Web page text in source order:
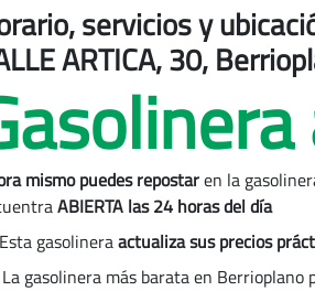
Berrioplano
servicios y
ARTICA, 30,
mismo puedes repostaren la
ABIERTA las 24 horas del día
Esta gasolineraactualiza sus precios
La gasolinera más barata en Berrioplano